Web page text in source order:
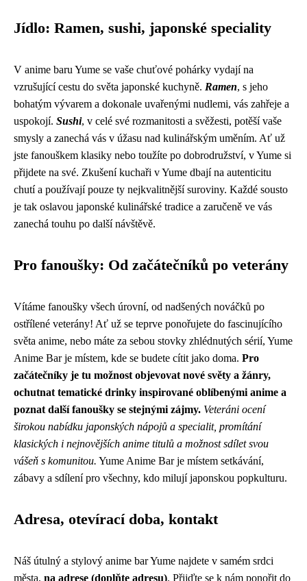
Jídlo: Ramen, sushi, japonské speciality
V anime baru Yume se vaše chuťové pohárky vydají na
vzrušující cestu do světa japonské kuchyně. Ramen, s jeho
bohatým vývarem a dokonale uvařenými nudlemi, vás zahřeje a
uspokojí. Sushi, v celé své rozmanitosti a svěžesti, potěší vaše
smysly a zanechá vás v úžasu nad kulinářským uměním. Ať už
jste fanouškem klasiky nebo toužíte po dobrodružství, v Yume si
přijdete na své. Zkušení kuchaři v Yume dbají na autenticitu
chutí a používají pouze ty nejkvalitnější suroviny. Každé sousto
je tak oslavou japonské kulinářské tradice a zaručeně ve vás
zanechá touhu po další návštěvě.
Pro fanoušky: Od začátečníků po veterány
Vítáme fanoušky všech úrovní, od nadšených nováčků po
ostřílené veterány! Ať už se teprve ponořujete do fascinujícího
světa anime, nebo máte za sebou stovky zhlédnutých sérií, Yume
Anime Bar je místem, kde se budete cítit jako doma. Pro
začátečníky je tu možnost objevovat nové světy a žánry,
ochutnat tematické drinky inspirované oblíbenými anime a
poznat další fanoušky se stejnými zájmy. Veteráni ocení
širokou nabídku japonských nápojů a specialit, promítání
klasických i nejnovějších anime titulů a možnost sdílet svou
vášeň s komunitou. Yume Anime Bar je místem setkávání,
zábavy a sdílení pro všechny, kdo milují japonskou popkulturu.
Adresa, otevírací doba, kontakt
Náš útulný a stylový anime bar Yume najdete v samém srdci
města, na adrese (doplňte adresu). Přijďte se k nám ponořit do